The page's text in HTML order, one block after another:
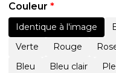
Couleur *
Identique à l'image
Verte
Rouge
Bleu
Bleu clair